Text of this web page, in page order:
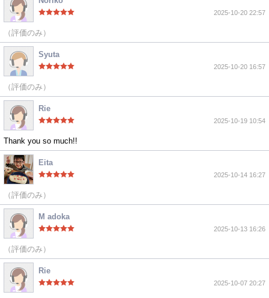
2025-10-20 22:57
（評価のみ）
Syuta
2025-10-20 16:57
（評価のみ）
Rie
2025-10-19 10:54
Thank you so much!!
Eita
2025-10-14 16:27
（評価のみ）
M adoka
2025-10-13 16:26
（評価のみ）
Rie
2025-10-07 20:27